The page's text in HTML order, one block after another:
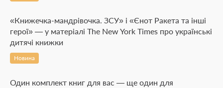
«Книжечка-мандрівочка. ЗСУ» і «Єнот Ракета та інші
герої» — у матеріалі The New York Times про українські
дитячі книжки
Новина
Один комплект книг для вас — ще один для